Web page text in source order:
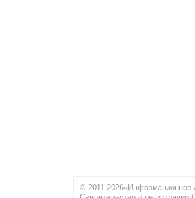
© 2011-2026«Информационное